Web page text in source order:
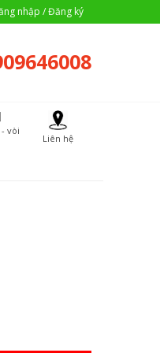
nhập / Đăng ký
vòi
Liên hệ